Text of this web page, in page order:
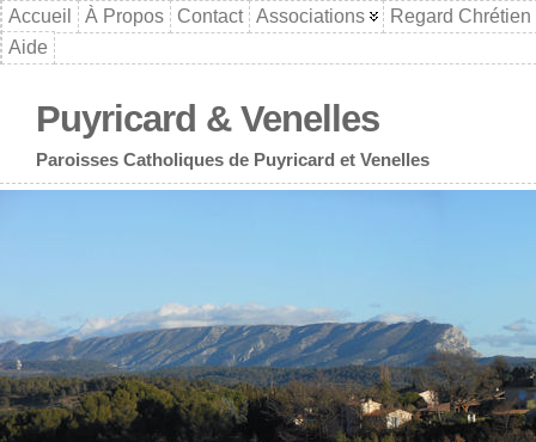
Accueil À Propos Contact Associations
Regard Chrétien
Aide
Puyricard & Venelles
Paroisses Catholiques de Puyricard et Venelles